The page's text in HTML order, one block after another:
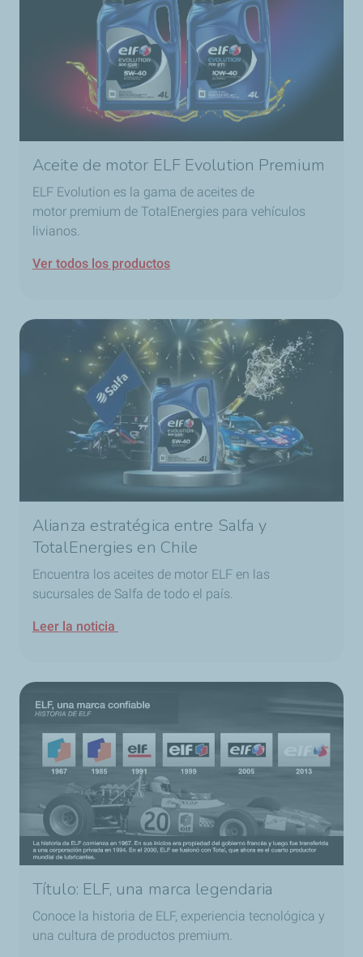
Aceite de motor ELF Evolution Premium
ELF Evolution es la gama de aceites de
motor premium de TotalEnergies para vehículos
livianos.
Ver todos los productos
Alianza estratégica entre Salfa y
TotalEnergies en Chile
Encuentra los aceites de motor ELF en las
sucursales de Salfa de todo el país.
Leer la noticia
Título: ELF, una marca legendaria
Conoce la historia de ELF, experiencia tecnológica y
una cultura de productos premium.